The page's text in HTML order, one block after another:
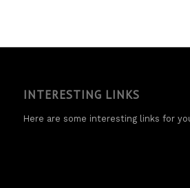
INTERESTING LINKS
Here are some interesting links for